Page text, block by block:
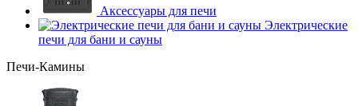
Аксессуары для печи
Электрические
печи для бани и сауны
Печи-Камины